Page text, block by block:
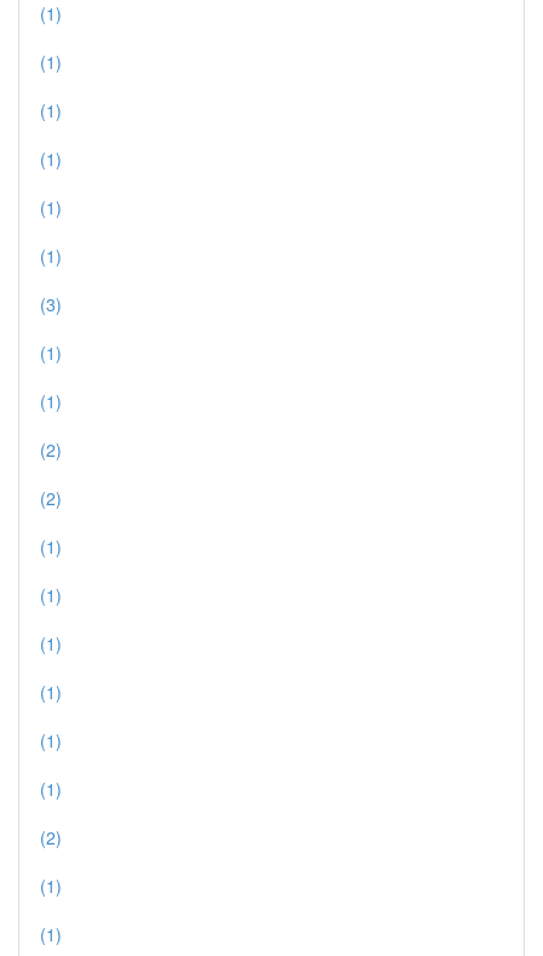
(1)
(1)
(1)
(1)
(1)
(1)
(3)
(1)
(1)
(2)
(2)
(1)
(1)
(1)
(1)
(1)
(1)
(2)
(1)
(1)